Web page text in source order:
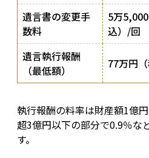
遺言書の変更手
数料
5万
込）/回
遺言執行報酬
（最低額）
77万円（
執行報酬の料率は財産額1億
超3億円以下の部分で0.9％な
す。